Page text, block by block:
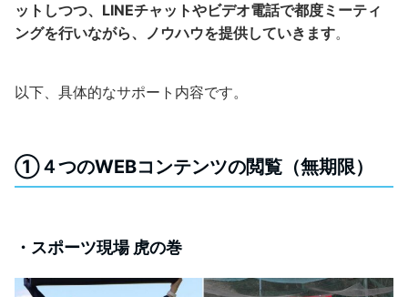
ットしつつ、LINEチャットやビデオ電話で都度ミーティ
ングを行いながら、ノウハウを提供していきます。
以下、具体的なサポート内容です。
①４つのWEBコンテンツの閲覧（無期限）
・スポーツ現場 虎の巻